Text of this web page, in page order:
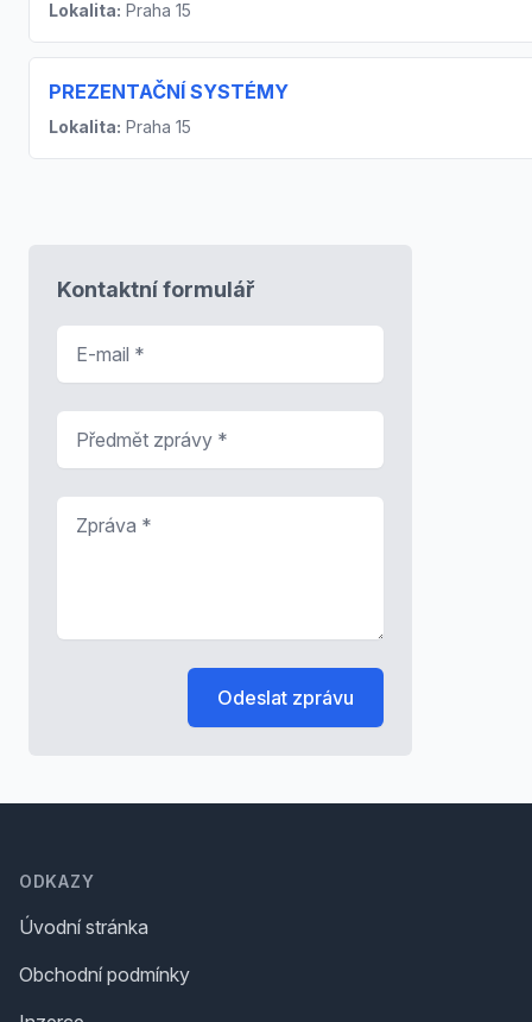
Lokalita: Praha 15
PREZENTAČNÍ SYSTÉMY
Lokalita: Praha 15
Kontaktní formulář
Odeslat zprávu
ODKAZY
Úvodní stránka
Obchodní podmínky